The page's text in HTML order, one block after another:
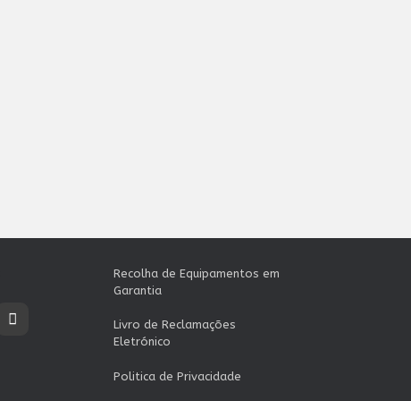
Recolha de Equipamentos em
Garantia
Livro de Reclamações
Eletrónico
Politica de Privacidade